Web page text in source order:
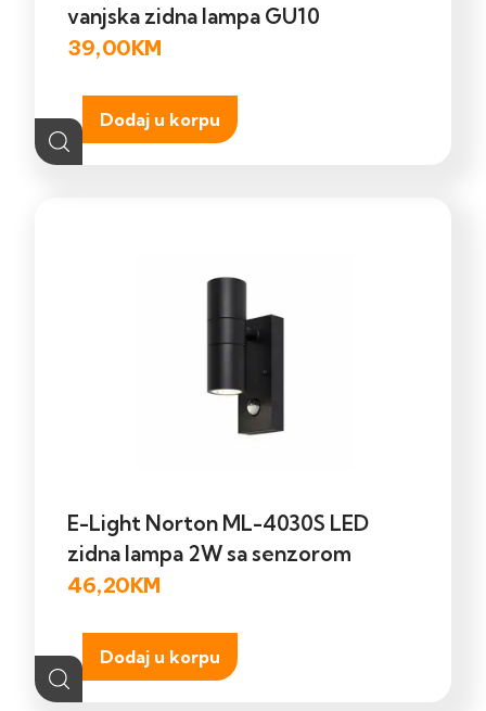
vanjska zidna lampa GU10
39,00KM
Dodaj u korpu
E-Light Norton ML-4030S LED
zidna lampa 2W sa senzorom
46,20KM
Dodaj u korpu